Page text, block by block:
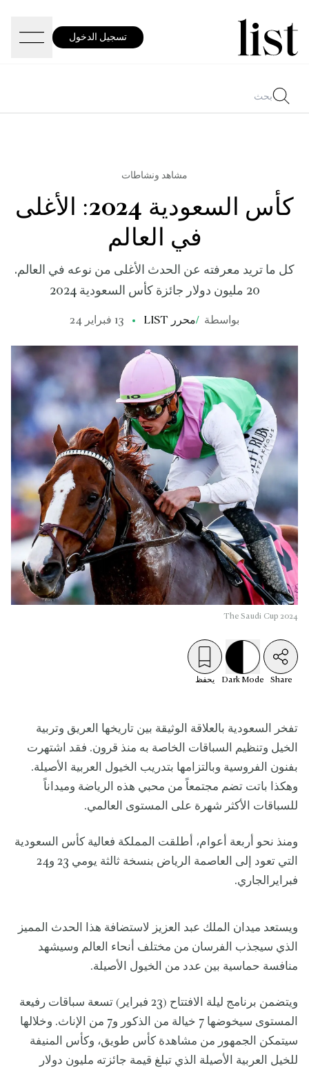
تسجيل الدخول
مشاهد ونشاطات
كأس السعودية 2024: الأغلى
في العالم
كل ما تريد معرفته عن الحدث الأغلى من نوعه في العالم.
20 مليون دولار جائزة كأس السعودية 2024
بواسطة /محرر LIST 13 فبراير 24
The Saudi Cup 2024
Share
Dark Mode يحفظ
تفخر السعودية بالعلاقة الوثيقة بين تاريخها العريق وتربية
الخيل وتنظيم السباقات الخاصة به منذ قرون. فقد اشتهرت
بفنون الفروسية وبالتزامها بتدريب الخيول العربية الأصيلة.
وهكذا باتت تضم مجتمعاً من محبي هذه الرياضة وميداناً
للسباقات الأكثر شهرة على المستوى العالمي.
ومنذ نحو أربعة أعوام، أطلقت المملكة فعالية كأس السعودية
التي تعود إلى العاصمة الرياض بنسخة ثالثة يومي 23 و24
فبرايرالجاري.
ويستعد ميدان الملك عبد العزيز لاستضافة هذا الحدث المميز
الذي سيجذب الفرسان من مختلف أنحاء العالم وسيشهد
منافسة حماسية بين عدد من الخيول الأصيلة.
ويتضمن برنامج ليلة الافتتاح (23 فبراير) تسعة سباقات رفيعة
المستوى سيخوضها 7 خيالة من الذكور و7 من الإناث. وخلالها
سيتمكن الجمهور من مشاهدة كأس طويق، وكأس المنيفة
للخيل العربية الأصيلة الذي تبلغ قيمة جائزته مليون دولار